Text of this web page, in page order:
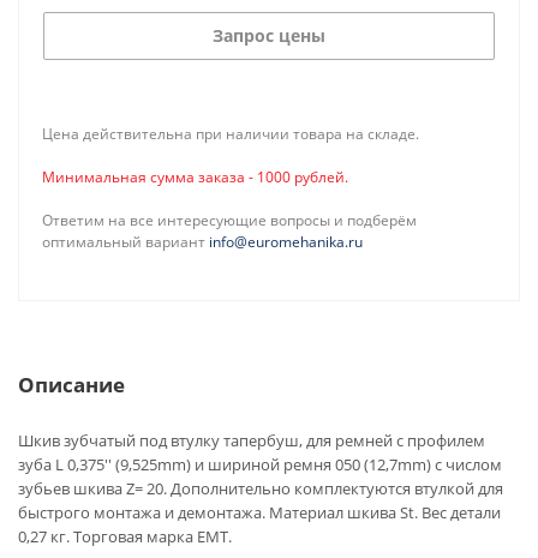
Запрос цены
Цена действительна при наличии товара на складе.
Минимальная сумма заказа - 1000 рублей.
Ответим на все интересующие вопросы и подберём
оптимальный вариант info@euromehanika.ru
Описание
Шкив зубчатый под втулку тапербуш, для ремней с профилем
зуба L 0,375'' (9,525mm) и шириной ремня 050 (12,7mm) с числом
зубьев шкива Z= 20. Дополнительно комплектуются втулкой для
быстрого монтажа и демонтажа. Материал шкива St. Вес детали
0,27 кг. Торговая марка EMT.